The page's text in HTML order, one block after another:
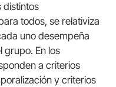
distintos
todos, se relativiza
uno desempeña
grupo. En los
a criterios
y criterios